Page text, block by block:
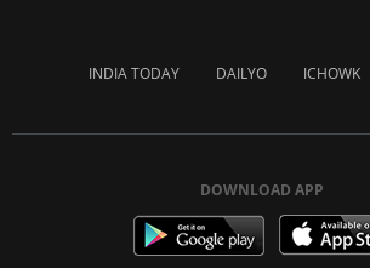
INDIA TODAY DAILYO ICHOWK
DOWNLOAD APP